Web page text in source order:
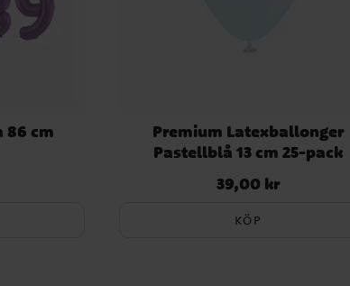
86 cm
Premium Latexballonger
Pastellblå 13 cm 25-pack
Pris:39,00 kr
39,00 kr
KÖP